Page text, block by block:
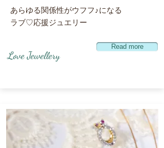
あらゆる関係性がウフフ♪になる
ラブ♡応援ジュエリー
​Love Jewellery
Read more